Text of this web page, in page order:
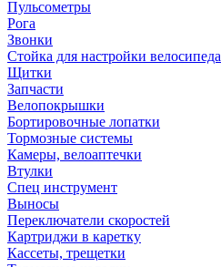
Пульсометры
Рога
Звонки
Стойка для настройки велосипеда
Щитки
Запчасти
Велопокрышки
Бортировочные лопатки
Тормозные системы
Камеры, велоаптечки
Втулки
Спец инструмент
Выносы
Переключатели скоростей
Картриджи в каретку
Кассеты, трещетки